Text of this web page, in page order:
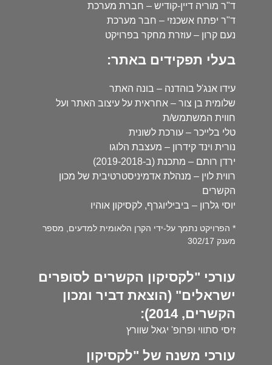
ד"ר מוריה דיין-קודיש – חברת מערכת
ד"ר יפתח אשכנזי – חבר מערכת
נעם קרון – עוזרת מחקר בפרויקט
בעלי תפקידים באתר:
עידו אנג'ל בוהדנה – בונה האתר
שלומית בן צור – אחראית על עיצוב האתר ועל
חווית המשתמש/ת
טלי בלייכר – עורכת לשונית
נורית וינד קידרון – מעצבת הלוגו
ירדן רותם – מתכנת (ב-2019-2018)
רווית לוין – מנהלת אדמיניסטרטיבית של מכון
הקשרים
יוסי גלרון – ביביליוגרף, לקסיקון אוהיו
* הפרויקט נתמך על-ידי הקרן הלאומית למדעים, מספר
מענק 302/17
עורכי "לקסיקון הקשרים לסופרים
ישראלים" (הוצאת דביר ומכון
הקשרים, 2014):
זיסי סתווי ופרופ' יגאל שוורץ
עורכי משנה של "לקסיקון